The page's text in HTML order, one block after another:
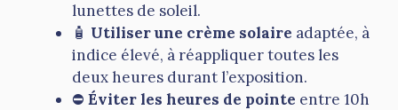
lunettes de soleil.
🧴 Utiliser une crème solaire adaptée, à
indice élevé, à réappliquer toutes les
deux heures durant l’exposition.
⛔ Éviter les heures de pointe entre 10h